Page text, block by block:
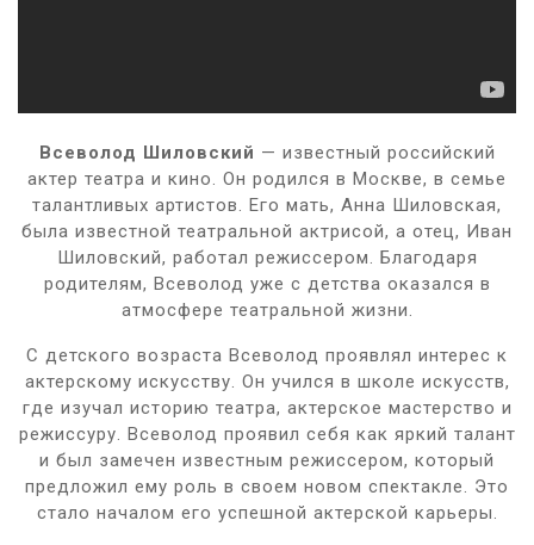
Всеволод Шиловский — известный российский
актер театра и кино. Он родился в Москве, в семье
талантливых артистов. Его мать, Анна Шиловская,
была известной театральной актрисой, а отец, Иван
Шиловский, работал режиссером. Благодаря
родителям, Всеволод уже с детства оказался в
атмосфере театральной жизни.
С детского возраста Всеволод проявлял интерес к
актерскому искусству. Он учился в школе искусств,
где изучал историю театра, актерское мастерство и
режиссуру. Всеволод проявил себя как яркий талант
и был замечен известным режиссером, который
предложил ему роль в своем новом спектакле. Это
стало началом его успешной актерской карьеры.